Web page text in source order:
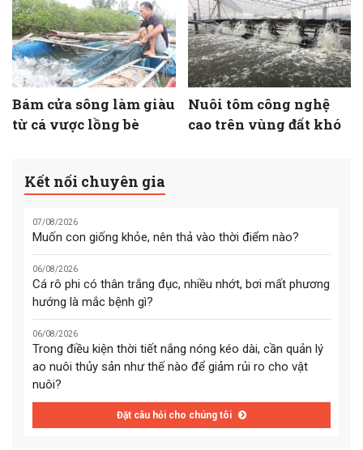
Bám cửa sông làm giàu
từ cá vược lồng bè
Nuôi tôm công nghệ
cao trên vùng đất khó
Kết nối chuyên gia
07/08/2026
Muốn con giống khỏe, nên thả vào thời điểm nào?
06/08/2026
Cá rô phi có thân trắng đục, nhiều nhớt, bơi mất phương
hướng là mắc bệnh gì?
06/08/2026
Trong điều kiện thời tiết nắng nóng kéo dài, cần quản lý
ao nuôi thủy sản như thế nào để giảm rủi ro cho vật
nuôi?
Đặt câu hỏi cho chúng tôi